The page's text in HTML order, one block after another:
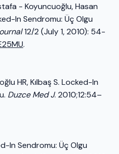
- Koyuncuoğlu, Hasan
In Sendromu: Üç Olgu
12/2 (July 1, 2010): 54-
.
HR, Kılbaş S. Locked-In
Duzce Med J. 2010;12:54–
In Sendromu: Üç Olgu